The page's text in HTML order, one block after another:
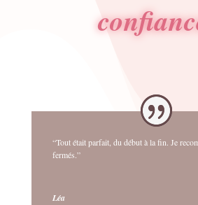
“Tout était parfait, du début à la fin. Je
fermés.”
Léa